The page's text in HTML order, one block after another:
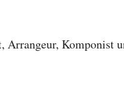
Arrangeur, Komponist